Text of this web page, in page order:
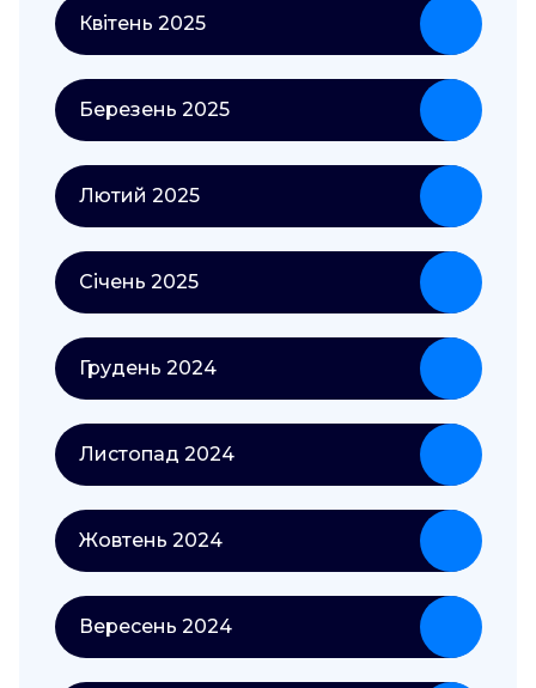
Квітень 2025
Березень 2025
Лютий 2025
Січень 2025
Грудень 2024
Листопад 2024
Жовтень 2024
Вересень 2024